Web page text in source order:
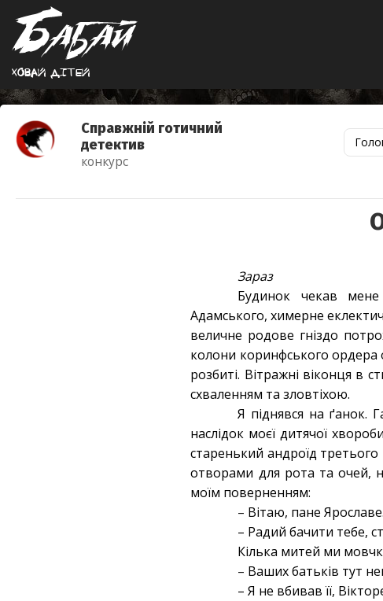
Ховай дiтей
Справжній готичний
детектив
конкурс
Зараз
Будинок чекав
Адамського, химерне
величне родове гніздо
колони коринфського ордера
розбиті. Вітражні віконця в
схваленням та зловтіхою.
Я піднявся на ґанок.
наслідок моєї дитячої
старенький андроїд
отворами для рота та очей,
моїм поверненням:
– Вітаю, пане Ярославе.
– Радий бачити тебе,
Кілька митей ми
– Ваших батьків тут
– Я не вбивав її,